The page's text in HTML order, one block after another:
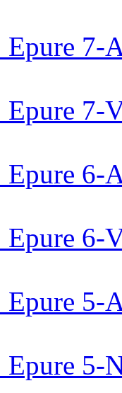
7-
7-
6-
6-
5-
5-